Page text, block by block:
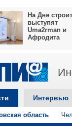
На Дне
выступят
Uma2rman и
Афродита
Интервью
область